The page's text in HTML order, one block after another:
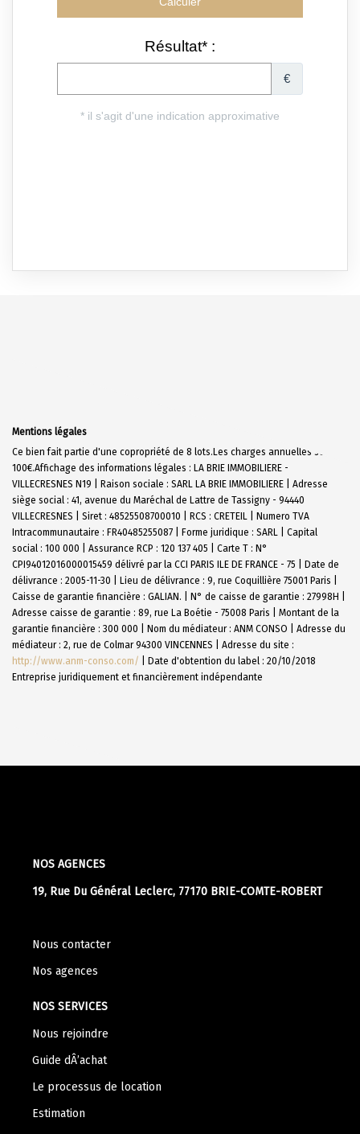
Mentions légales
Ce bien fait partie d'une copropriété de 8 lots.Les charges annuelles sont de
100€.Affichage des informations légales : LA BRIE IMMOBILIERE -
VILLECRESNES N19 | Raison sociale : SARL LA BRIE IMMOBILIERE | Adresse
siège social : 41, avenue du Maréchal de Lattre de Tassigny - 94440
VILLECRESNES | Siret : 48525508700010 | RCS : CRETEIL | Numero TVA
Intracommunautaire : FR40485255087 | Forme juridique : SARL | Capital
social : 100 000 | Assurance RCP : 120 137 405 | Carte T : N°
CPI94012016000015459 délivré par la CCI PARIS ILE DE FRANCE - 75 | Date de
délivrance : 2005-11-30 | Lieu de délivrance : 9, rue Coquillière 75001 Paris |
Caisse de garantie financière : GALIAN. | N° de caisse de garantie : 27998H |
Adresse caisse de garantie : 89, rue La Boétie - 75008 Paris | Montant de la
garantie financière : 300 000 | Nom du médiateur : ANM CONSO | Adresse du
médiateur : 2, rue de Colmar 94300 VINCENNES | Adresse du site :
http://www.anm-conso.com/ | Date d'obtention du label : 20/10/2018
Entreprise juridiquement et financièrement indépendante
NOS AGENCES
19, Rue Du Général Leclerc, 77170 BRIE-COMTE-ROBERT
Nous contacter
Nos agences
NOS SERVICES
Nous rejoindre
Guide dÂ’achat
Le processus de location
Estimation